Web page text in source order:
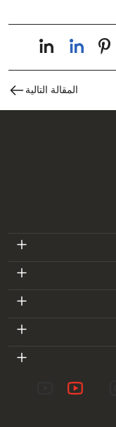
المقالة التالية